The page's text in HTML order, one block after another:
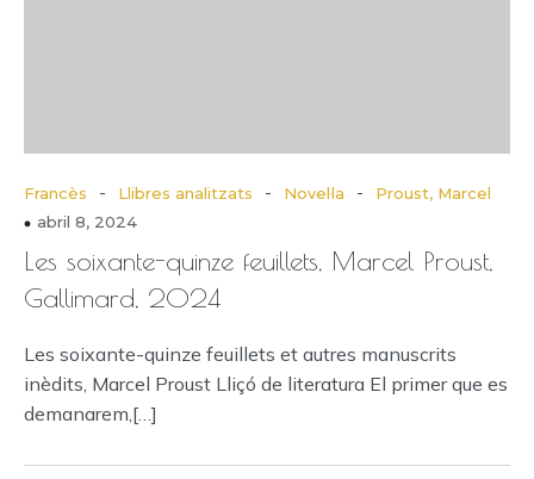
Francès - Llibres analitzats - Novel·la -
Proust, Marcel
abril 8, 2024
Les soixante-quinze feuillets, Marcel Proust,
Gallimard, 2024
Les soixante-quinze feuillets et autres manuscrits
inèdits, Marcel Proust Lliçó de literatura El primer que es
demanarem,[…]